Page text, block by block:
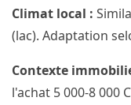
Climat local :
(lac). Adaptation
Contexte
l'achat 5 000-8 000